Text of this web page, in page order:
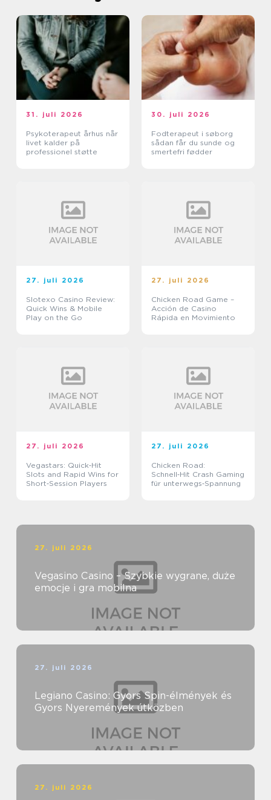
31. juli 2026
Psykoterapeut århus når
livet kalder på
professionel støtte
30. juli 2026
Fodterapeut i søborg
sådan får du sunde og
smertefri fødder
27. juli 2026
Slotexo Casino Review:
Quick Wins & Mobile
Play on the Go
27. juli 2026
Chicken Road Game –
Acción de Casino
Rápida en Movimiento
27. juli 2026
Vegastars: Quick‑Hit
Slots and Rapid Wins for
Short‑Session Players
27. juli 2026
Chicken Road:
Schnell‑Hit Crash Gaming
für unterwegs‑Spannung
27. juli 2026
Vegasino Casino – Szybkie wygrane, duże
emocje i gra mobilna
27. juli 2026
Legiano Casino: Gyors Spin-élmények és
Gyors Nyeremények útközben
27. juli 2026